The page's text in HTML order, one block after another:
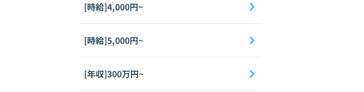
[時給]4,000円~
[時給]5,000円~
[年収]300万円~